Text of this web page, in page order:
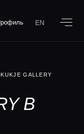
EN
KUKJE GALLERY
В